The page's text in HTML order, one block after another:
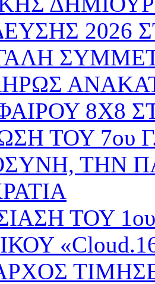
2026
8Χ8
ΤΟΥ 7ου
ΤΗΝ
ΤΟΥ